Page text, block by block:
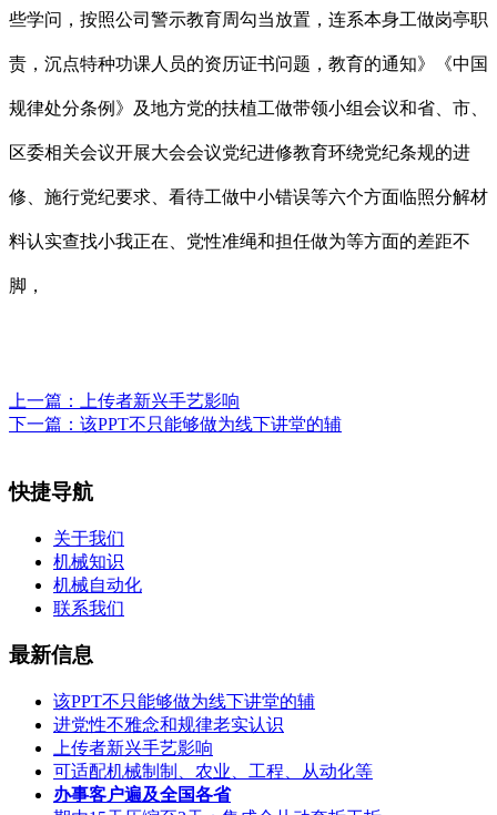
些学问，按照公司警示教育周勾当放置，连系本身工做岗亭职
责，沉点特种功课人员的资历证书问题，教育的通知》《中国
规律处分条例》及地方党的扶植工做带领小组会议和省、市、
区委相关会议开展大会会议党纪进修教育环绕党纪条规的进
修、施行党纪要求、看待工做中小错误等六个方面临照分解材
料认实查找小我正在、党性准绳和担任做为等方面的差距不
脚，
上一篇：
上传者新兴手艺影响
下一篇： 该PPT不只能够做为线下讲堂的辅
快捷导航
关于我们
机械知识
机械自动化
联系我们
最新信息
该PPT不只能够做为线下讲堂的辅
进党性不雅念和规律老实认识
上传者新兴手艺影响
可适配机械制制、农业、工程、从动化等
办事客户遍及全国各省